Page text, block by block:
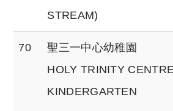
STREAM)
70
聖三一中心幼稚園
HOLY TRINITY CENTRE
KINDERGARTEN